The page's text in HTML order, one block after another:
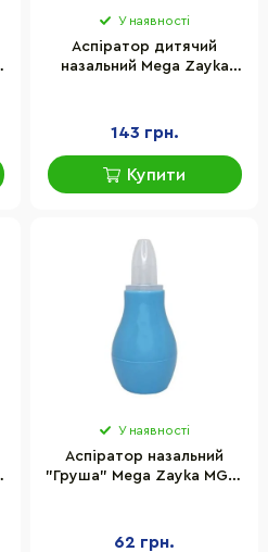
У наявності
Аспіратор дитячий
назальний Mega Zayka
143 грн.
Купити
У наявності
Аспіратор назальний
"Груша" Mega Zayka MGZ-
62 грн.